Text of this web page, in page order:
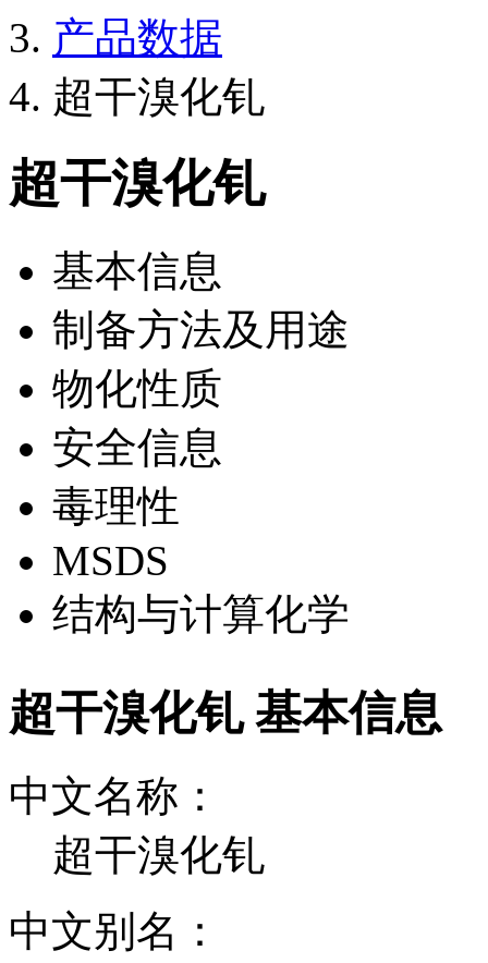
产品数据
超干溴化钆
超干溴化钆
基本信息
制备方法及用途
物化性质
安全信息
毒理性
MSDS
结构与计算化学
超干溴化钆 基本信息
中文名称：
超干溴化钆
中文别名：